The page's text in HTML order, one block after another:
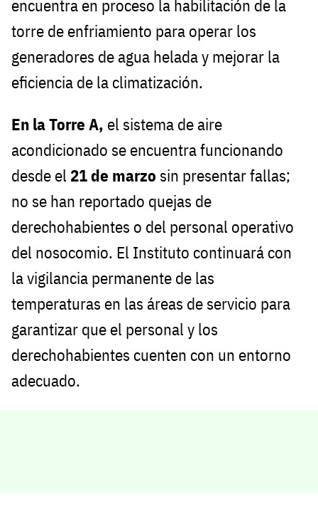
encuentra en proceso la habilitación de la
torre de enfriamiento para operar los
generadores de agua helada y mejorar la
eficiencia de la climatización.
En la Torre A, el sistema de aire
acondicionado se encuentra funcionando
desde el 21 de marzo sin presentar fallas;
no se han reportado quejas de
derechohabientes o del personal operativo
del nosocomio. El Instituto continuará con
la vigilancia permanente de las
temperaturas en las áreas de servicio para
garantizar que el personal y los
derechohabientes cuenten con un entorno
adecuado.